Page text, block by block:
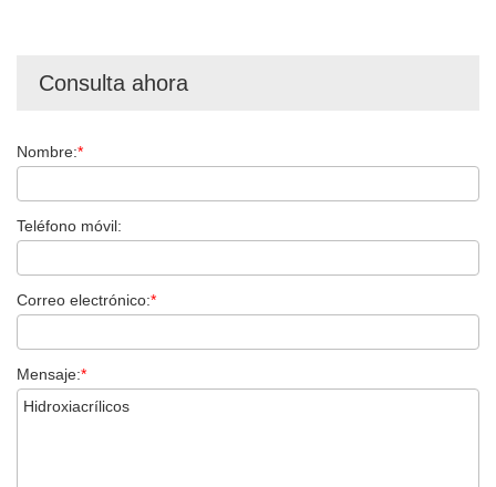
Consulta ahora
Nombre:*
Teléfono móvil:
Correo electrónico:*
Mensaje:*